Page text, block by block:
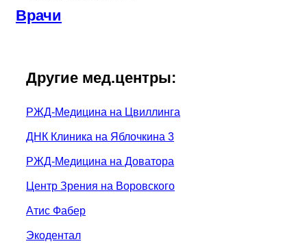
Врачи
Другие мед.центры:
РЖД-Медицина на Цвиллинга
ДНК Клиника на Яблочкина 3
РЖД-Медицина на Доватора
Центр Зрения на Воровского
Атис Фабер
Экодентал